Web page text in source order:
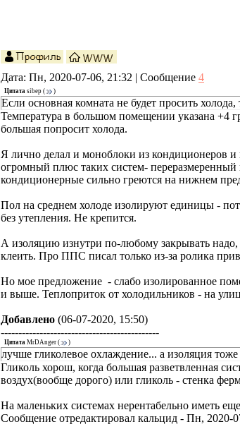
Дата: Пн, 2020-07-06, 21:32 | Сообщение 4
Цитата sibep ( )
Если основная комната не будет просить
Температура в большом помещении указана +4
большая попросит холода.
Я лично делал и моноблоки из кондиционеров и
огромный плюс таких систем- переразмеренный
кондиционерные сильно греются на нижнем
Пол на среднем холоде изолируют единицы -
без утепления. Не крепится.
А изоляцию изнутри по-любому закрывать
клеить. Про ППС писал только из-за ролика
Но мое предложение - слабо изолированное
и выше. Теплоприток от холодильников - на
Добавлено (06-07-2020, 15:50)
---------------------------------------------
Цитата MrDAnger ( )
лучше гликолевое охлаждение... а изоляция тоже
Гликоль хорош, когда большая разветвленная
воздух(вообще дорого) или гликоль - стенка
На маленьких системах нерентабельно иметь
Сообщение отредактировал кальцид - Пн, 2020-